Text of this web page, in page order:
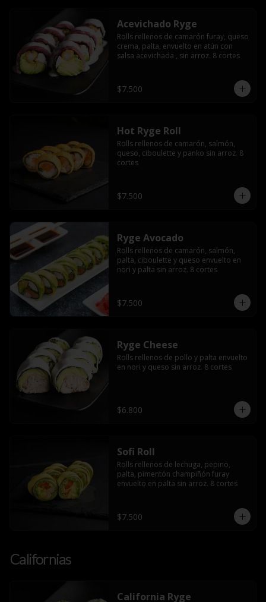
Acevichado Ryge
Rolls rellenos de camarón furay, queso
crema, palta, envuelto en atún con
salsa acevichada , sin arroz. 8 cortes
$7.500
Hot Ryge Roll
Rolls rellenos de camarón, salmón,
queso, ciboulette y panko sin arroz. 8
cortes
$7.500
Ryge Avocado
Rolls rellenos de camarón, salmón,
palta, ciboulette y queso envuelto en
nori y palta sin arroz. 8 cortes
$7.500
Ryge Cheese
Rolls rellenos de pollo y palta envuelto
en nori y queso sin arroz. 8 cortes
$6.800
Sofi Roll
Rolls rellenos de lechuga, pepino,
palta, pimentón champiñón furay
envuelto en palta sin arroz. 8 cortes
$7.500
Californias
California Ryge